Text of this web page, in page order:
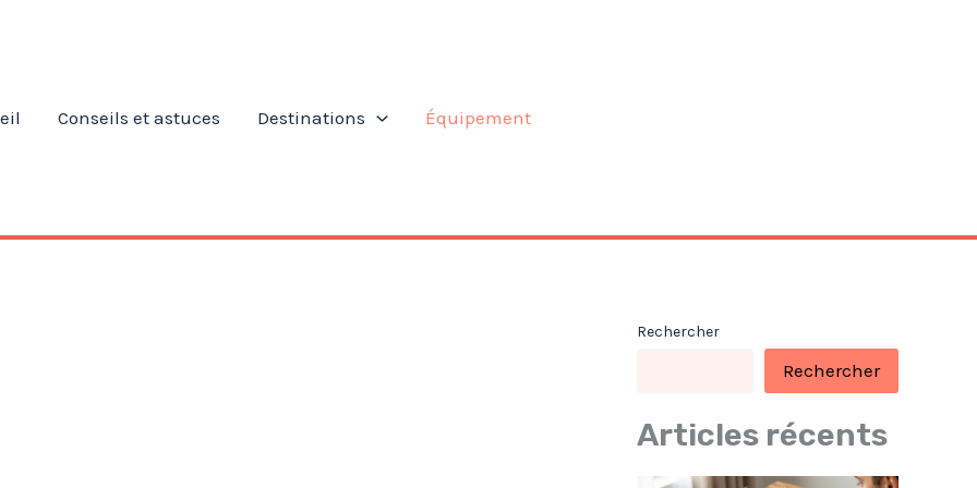
Conseils et astuces Destinations Équipement
Rechercher
Rechercher
Articles récents